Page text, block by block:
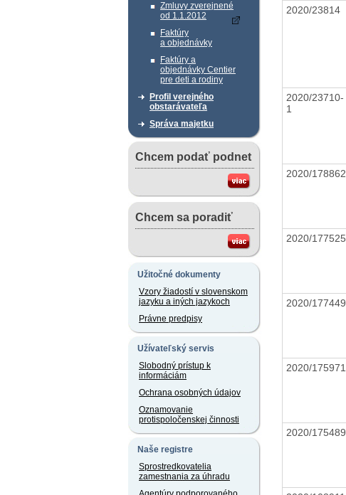
Zmluvy zverejnené
od 1.1.2012
Faktúry
a objednávky
Faktúry a
objednávky Centier
pre deti a rodiny
Profil verejného
obstarávateľa
Správa majetku
Chcem podať podnet
Chcem sa poradiť
Užitočné dokumenty
Vzory žiadostí v slovenskom
jazyku a iných jazykoch
Právne predpisy
Užívateľský servis
Slobodný prístup k
informáciám
Ochrana osobných údajov
Oznamovanie
protispoločenskej činnosti
Naše registre
Sprostredkovatelia
zamestnania za úhradu
2020/23814
2020/23710-
1
2020/178862
2020/177525
2020/177449
2020/175971
2020/175489